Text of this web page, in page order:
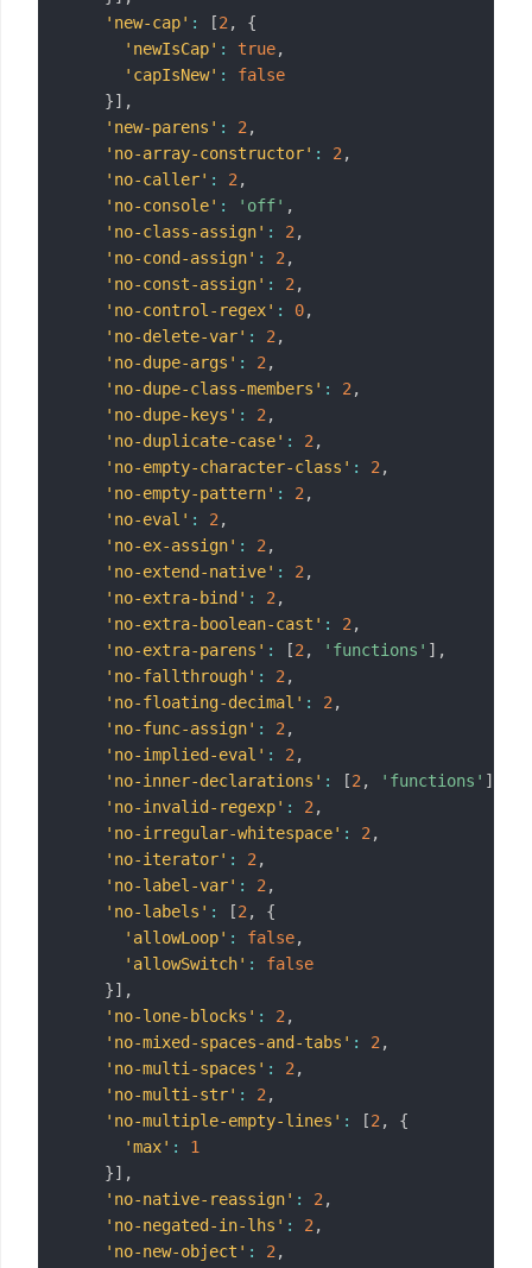
'new-cap' : [2,
{
'newIsCap' : true,
'capIsNew' :
false
}] ,
'new-parens' : 2,
'no-array-constructor' : 2,
'no-caller' : 2,
'no-console' : 'off' ,
'no-class-assign' : 2,
'no-cond-assign' : 2,
'no-const-assign' : 2,
'no-control-regex' : 0,
'no-delete-var' : 2,
'no-dupe-args' : 2,
'no-dupe-class-members' : 2,
'no-dupe-keys' : 2,
'no-duplicate-case' : 2,
'no-empty-character-class' : 2,
'no-empty-pattern' : 2,
'no-eval' : 2,
'no-ex-assign' : 2,
'no-extend-native' : 2,
'no-extra-bind' : 2,
'no-extra-boolean-cast' : 2,
'no-extra-parens' : [2, 'functions' ] ,
'no-fallthrough' : 2,
'no-floating-decimal' : 2,
'no-func-assign' : 2,
'no-implied-eval' : 2,
'no-inner-declarations' : [2, 'functions' ]
'no-invalid-regexp' : 2,
'no-irregular-whitespace' : 2,
'no-iterator' : 2,
'no-label-var' : 2,
'no-labels' : [2,
{
'allowLoop' : false,
'allowSwitch' :
false
}] ,
'no-lone-blocks' : 2,
'no-mixed-spaces-and-tabs' : 2,
'no-multi-spaces' : 2,
'no-multi-str' : 2,
'no-multiple-empty-lines' : [2,
{
'max' :
1
}] ,
'no-native-reassign' : 2,
'no-negated-in-lhs' : 2,
'no-new-object' : 2,